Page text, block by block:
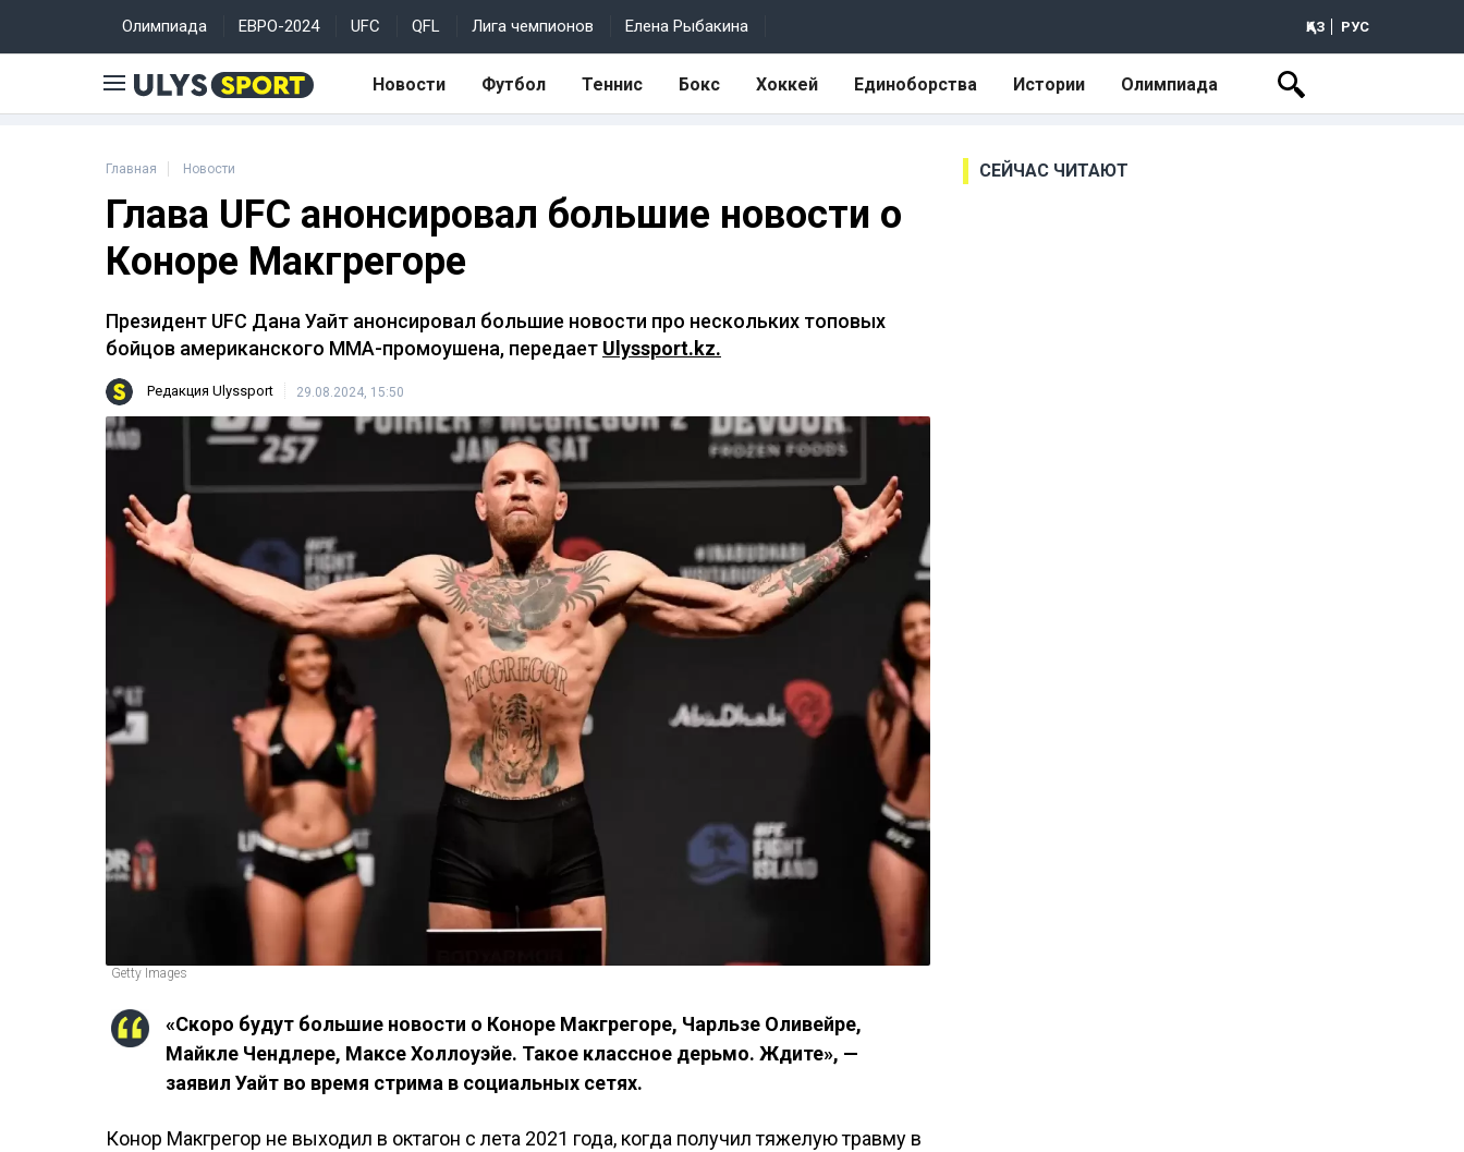
Олимпиада ЕВРО-2024 UFC QFL Лига чемпионов Елена Рыбакина ҚАЗ РУС
Новости Футбол Теннис Бокс Хоккей Единоборства Истории Олимпиада
Главная Новости
Глава UFC анонсировал большие новости о
Коноре Макгрегоре
Президент UFC Дана Уайт анонсировал большие новости про нескольких топовых
бойцов американского ММА-промоушена, передает Ulyssport.kz.
Редакция Ulyssport 29.08.2024, 15:50
Getty Images
«Скоро будут большие новости о Коноре Макгрегоре, Чарльзе Оливейре,
Майкле Чендлере, Максе Холлоуэйе. Такое классное дерьмо. Ждите», —
заявил Уайт во время стрима в социальных сетях.
Конор Макгрегор не выходил в октагон с лета 2021 года, когда получил тяжелую травму в
СЕЙЧАС ЧИТАЮТ